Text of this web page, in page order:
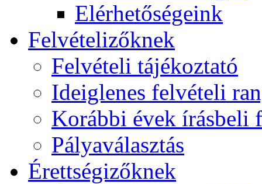
Elérhetőségeink
Felvételizőknek
Felvételi tájékoztató
Ideiglenes felvételi
Korábbi évek írásbeli
Pályaválasztás
Érettségizőknek